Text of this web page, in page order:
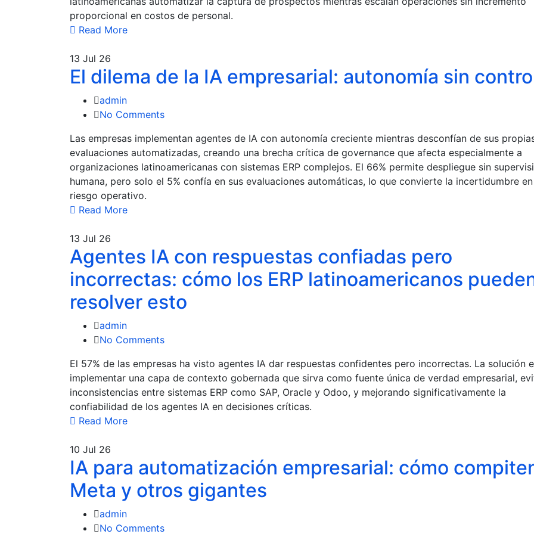
proporcional en costos de personal.
Read More
13 Jul 26
El dilema de la IA empresarial: autonomía sin
admin
No Comments
Las empresas implementan agentes de IA con autonomía creciente mientras desconfían de sus
evaluaciones automatizadas, creando una brecha crítica de governance que afecta especialmente a
organizaciones latinoamericanas con sistemas ERP complejos. El 66% permite despliegue sin
humana, pero solo el 5% confía en sus evaluaciones automáticas, lo que convierte la incertidumbre en
riesgo operativo.
Read More
13 Jul 26
Agentes IA con respuestas confiadas pero
incorrectas: cómo los ERP latinoamericanos
resolver esto
admin
No Comments
El 57% de las empresas ha visto agentes IA dar respuestas confidentes pero incorrectas. La solución
implementar una capa de contexto gobernada que sirva como fuente única de verdad empresarial,
inconsistencias entre sistemas ERP como SAP, Oracle y Odoo, y mejorando significativamente la
confiabilidad de los agentes IA en decisiones críticas.
Read More
10 Jul 26
IA para automatización empresarial: cómo
Meta y otros gigantes
admin
No Comments